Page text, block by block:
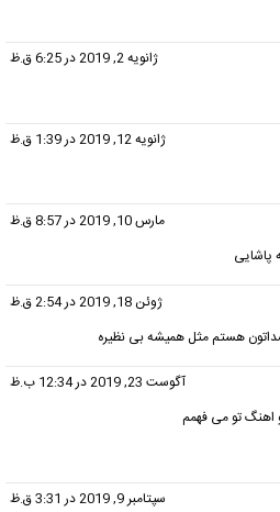
ژانویه 2, 2019 در 6:25 ق.ظ
ژانویه 12, 2019 در 1:39 ق.ظ
مارس 10, 2019 در 8:57 ق.ظ
پاشایی
ژوئن 18, 2019 در 2:54 ق.ظ
هستم مثل همیشه بی نظیره
آگوست 23, 2019 در 12:34 ب.ظ
تو می فهمم
سپتامبر 9, 2019 در 3:31 ق.ظ